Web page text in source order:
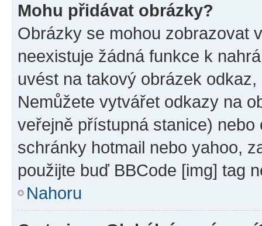
Mohu přidávat obrázky?
Obrázky se mohou zobrazovat
neexistuje žádná funkce k
uvést na takový obrázek
Nemůžete vytvářet odkazy na
veřejně přístupná stanice)
schránky hotmail nebo yahoo,
použijte buď BBCode [img] tag
Nahoru